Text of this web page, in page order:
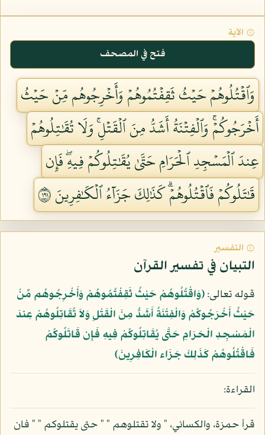
۞ الآية
فتح في المصحف
وَٱقۡتُلُوهُمۡ حَيۡثُ ثَقِفۡتُمُوهُمۡ وَأَخۡرِجُوهُم مِّنۡ حَيۡثُ
أَخۡرَجُوكُمۡۚ وَٱلۡفِتۡنَةُ أَشَدُّ مِنَ ٱلۡقَتۡلِۚ وَلَا تُقَٰتِلُوهُمۡ
عِندَ ٱلۡمَسۡجِدِ ٱلۡحَرَامِ حَتَّىٰ يُقَٰتِلُوكُمۡ فِيهِۖ فَإِن
قَٰتَلُوكُمۡ فَٱقۡتُلُوهُمۡۗ كَذَٰلِكَ جَزَآءُ ٱلۡكَٰفِرِينَ ١٩١
۞ التفسير
التبيان في تفسير القرآن
قوله تعالى:﴿وَاقْتُلُوهُمْ حَيْثُ ثَقِفْتُمُوهُمْ وَأَخْرِجُوهُم مِّنْ
حَيْثُ أَخْرَجُوكُمْ وَالْفِتْنَةُ أَشَدُّ مِنَ الْقَتْلِ وَلاَ تُقَاتِلُوهُمْ عِندَ
الْمَسْجِدِ الْحَرَامِ حَتَّى يُقَاتِلُوكُمْ فِيهِ فَإِن قَاتَلُوكُمْ
فَاقْتُلُوهُمْ كَذَلِكَ جَزَاء الْكَافِرِينَ﴾
القراءة:
قرأ حمزة، والكسائي، " ولا تقتلوهم " " حتى يقتلوكم " " فان